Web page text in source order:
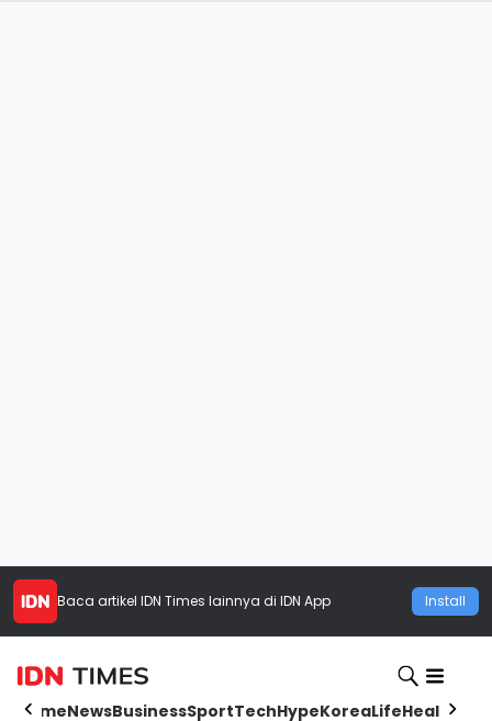
Baca artikel IDN Times lainnya di IDN App Install
HomeNewsBusinessSportTechHypeKoreaLifeHealth